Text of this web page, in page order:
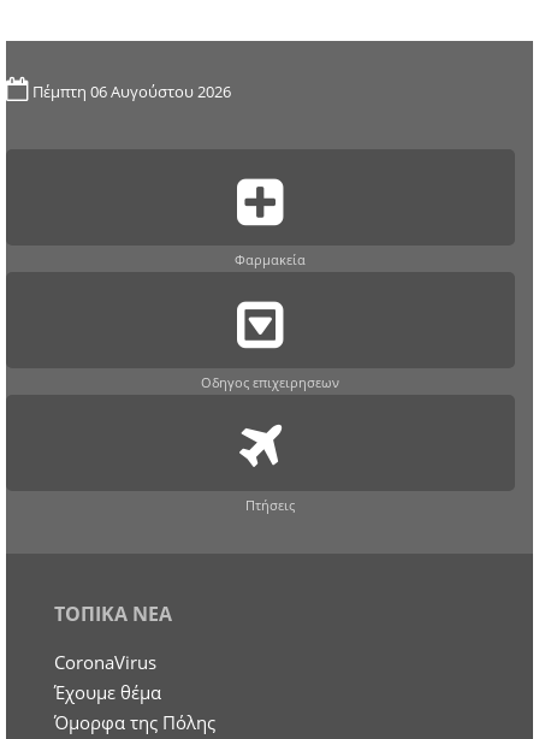
Πέμπτη 06 Αυγούστου 2026
Φαρμακεία
Οδηγος επιχειρησεων
Πτήσεις
ΤΟΠΙΚΑ ΝΕΑ
CoronaVirus
Έχουμε θέμα
Όμορφα της Πόλης